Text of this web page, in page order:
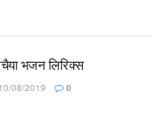
भजन लिरिक्स
10/08/2019 0